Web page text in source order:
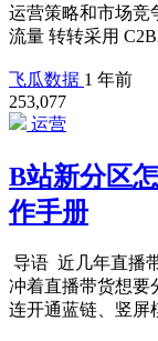
运营策略和市场竞
流量 转转采用
飞瓜数据 1 年前
253,077
运营
B站新分区
作手册
导语 近几年直播
冲着直播带货想要
连开通蓝链、竖屏